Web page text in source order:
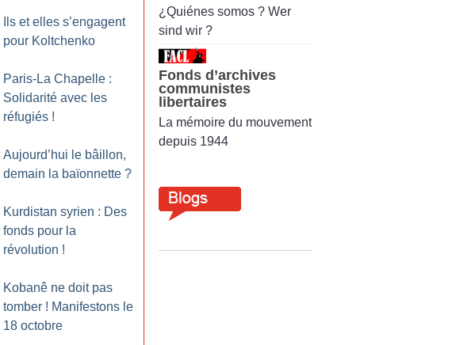
Ils et elles s’engagent
pour Koltchenko
Paris-La Chapelle :
Solidarité avec les
réfugiés !
Aujourd’hui le bâillon,
demain la baïonnette ?
Kurdistan syrien : Des
fonds pour la
révolution !
Kobanê ne doit pas
tomber ! Manifestons le
18 octobre
¿Quiénes somos ? Wer
sind wir ?
Fonds d’archives
communistes
libertaires
La mémoire du mouvement
depuis 1944